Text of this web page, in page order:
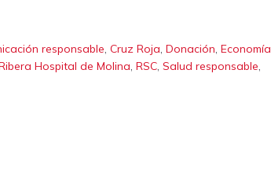
responsable,Cruz Roja,Donación,Economía
Hospital de Molina, RSC, Salud responsable,